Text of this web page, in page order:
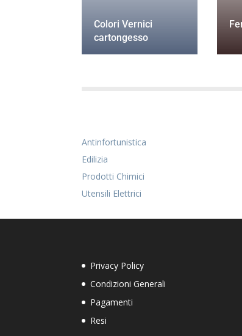
Colori Vernici
cartongesso
Antinfortunistica
Edilizia
Prodotti Chimici
Utensili Elettrici
Privacy Policy
Condizioni Generali
Pagamenti
Resi